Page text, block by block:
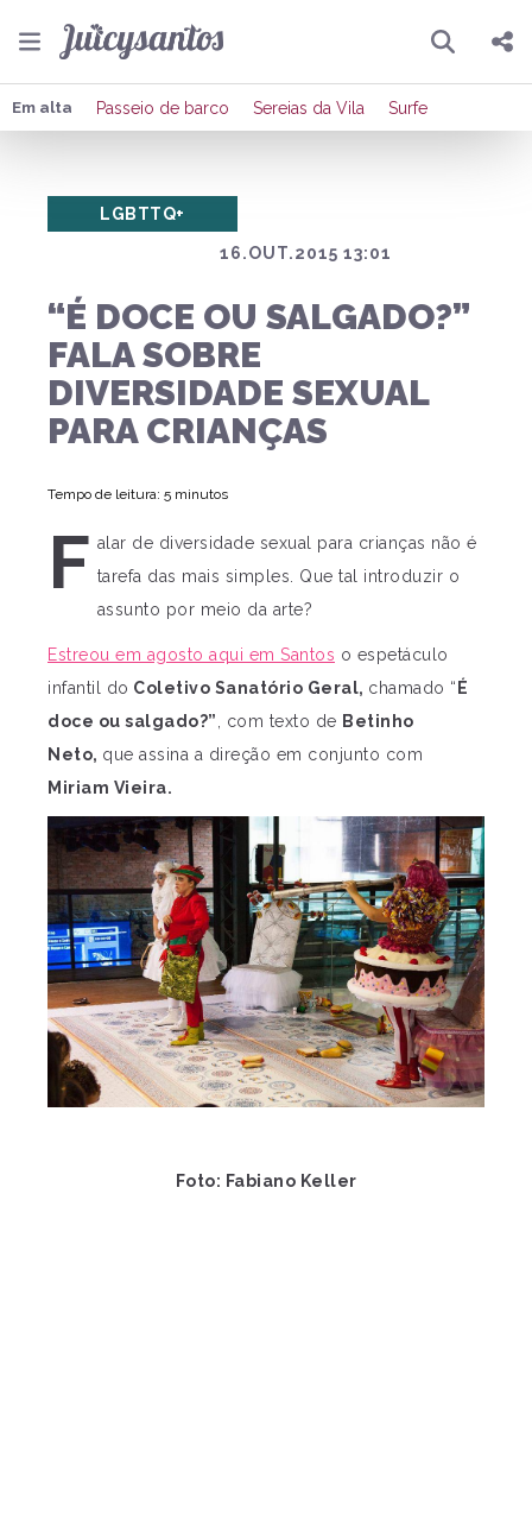
Pesquisar
Compartilhar
Publicar no X
Em alta Passeio de barco Sereias da Vila Surfe
16.OUT.2015 13:01
LGBTTQ+
“É DOCE OU SALGADO?”
FALA SOBRE
DIVERSIDADE SEXUAL
PARA CRIANÇAS
Tempo de leitura: 5 minutos
F alar de diversidade sexual para crianças não é
tarefa das mais simples. Que tal introduzir o
assunto por meio da arte?
Estreou em agosto aqui em Santos o espetáculo
infantil do Coletivo Sanatório Geral, chamado “ É
doce ou salgado?” , com texto de Betinho
Neto, que assina a direção em conjunto com
Miriam Vieira.
Foto: Fabiano Keller